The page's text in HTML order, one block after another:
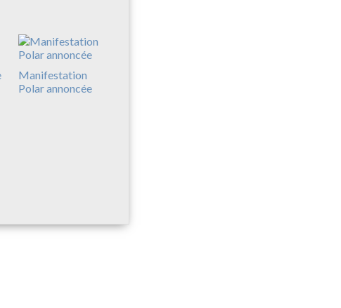
Manifestation
Polar annoncée